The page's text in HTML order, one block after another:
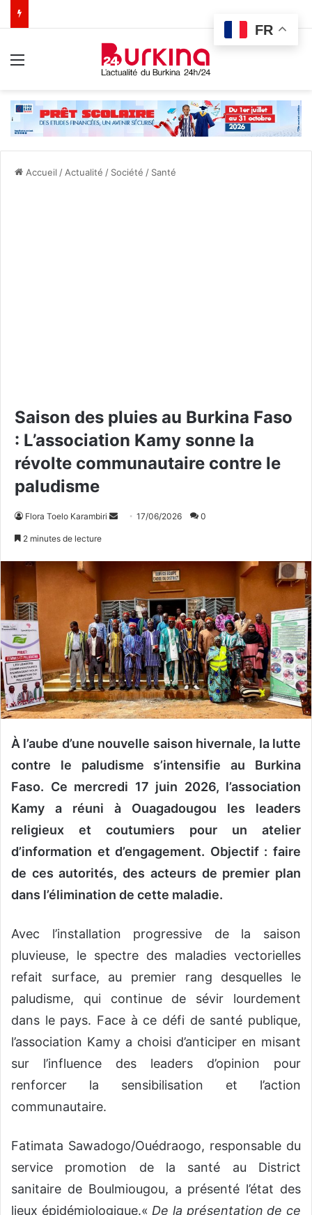
Accueil / Actualité / Société / Santé
Saison des pluies au Burkina Faso
: L’association Kamy sonne la
révolte communautaire contre le
paludisme
Flora Toelo Karambiri
e
r
u
n
c
o
u
r
i
e
l
17/06/2026 0
2 minutes de lecture
À l’aube d’une nouvelle saison hivernale, la lutte
contre le paludisme s’intensifie au Burkina
Faso. Ce mercredi 17 juin 2026, l’association
Kamy a réuni à Ouagadougou les leaders
religieux et coutumiers pour un atelier
d’information et d’engagement. Objectif : faire
de ces autorités, des acteurs de premier plan
dans l’élimination de cette maladie.
Avec l’installation progressive de la saison
pluvieuse, le spectre des maladies vectorielles
refait surface, au premier rang desquelles le
paludisme, qui continue de sévir lourdement
dans le pays. Face à ce défi de santé publique,
l’association Kamy a choisi d’anticiper en misant
sur l’influence des leaders d’opinion pour
renforcer la sensibilisation et l’action
communautaire.
Fatimata Sawadogo/Ouédraogo, responsable du
service promotion de la santé au District
sanitaire de Boulmiougou, a présenté l’état des
lieux épidémiologique.« De la présentation de ce
FR